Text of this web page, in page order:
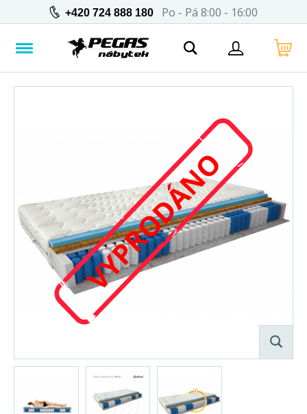
+420 724 888 180 Po - Pá 8:00 - 16:00
VYPRODÁNO